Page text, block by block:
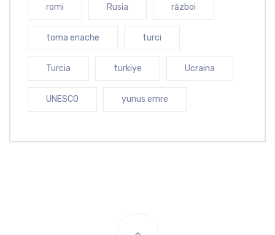
romi Rusia război
toma enache turci
Turcia turkiye Ucraina
UNESCO yunus emre